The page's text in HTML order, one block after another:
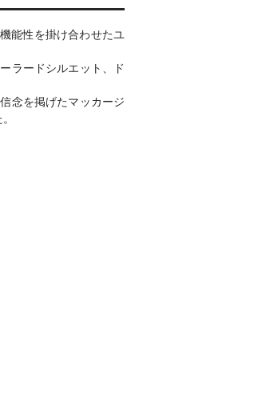
能性を掛け合わせたユ
ラードシルエット、ド
念を掲げたマッカージ